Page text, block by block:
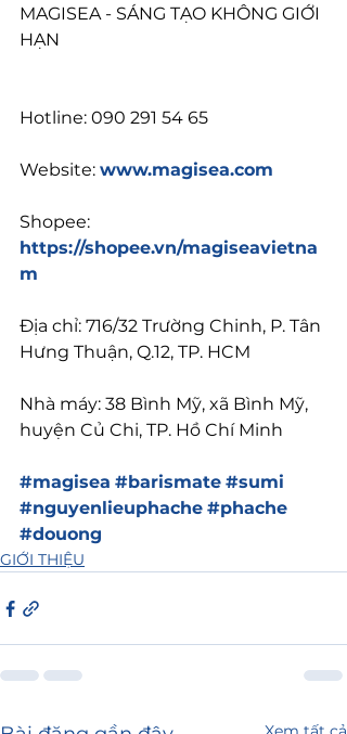
MAGISEA - SÁNG TẠO KHÔNG GIỚI
HẠN
Hotline: 090 291 54 65
Website: www.magisea.com
Shopee:
https://shopee.vn/magiseavietna
m
Địa chỉ: 716/32 Trường Chinh, P. Tân
Hưng Thuận, Q.12, TP. HCM
Nhà máy: 38 Bình Mỹ, xã Bình Mỹ,
huyện Củ Chi, TP. Hồ Chí Minh
#magisea #barismate #sumi
#nguyenlieuphache #phache
#douong
GIỚI THIỆU